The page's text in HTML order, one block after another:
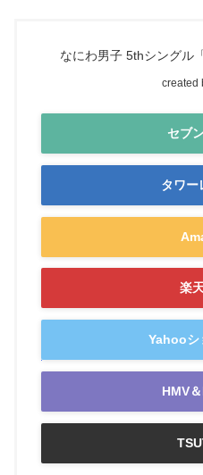
なにわ男子 5thシングル
created
セブ
タワー
楽
Yahooシ
HMV